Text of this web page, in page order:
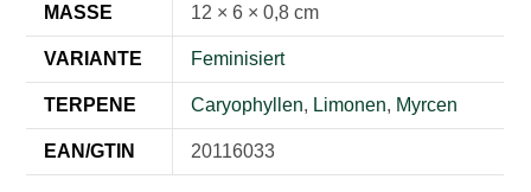
MASSE 12 × 6 × 0,8 cm
VARIANTE Feminisiert
TERPENE Caryophyllen, Limonen, Myrcen
EAN/GTIN 20116033